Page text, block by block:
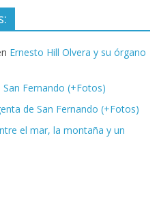
Ernesto Hill Olvera y su órgano
Fernando (+Fotos)
de San Fernando (+Fotos)
el mar, la montaña y un